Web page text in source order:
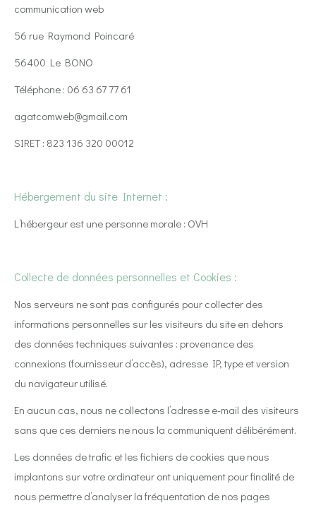
communication web
56 rue Raymond Poincaré
56400 Le BONO
Téléphone : 06 63 67 77 61
agatcomweb@gmail.com
SIRET : 823 136 320 00012
Hébergement du site Internet :
L’hébergeur est une personne morale : OVH
Collecte de données personnelles et Cookies :
Nos serveurs ne sont pas configurés pour collecter des
informations personnelles sur les visiteurs du site en dehors
des données techniques suivantes : provenance des
connexions (fournisseur d’accès), adresse IP, type et version
du navigateur utilisé.
En aucun cas, nous ne collectons l’adresse e-mail des visiteurs
sans que ces derniers ne nous la communiquent délibérément.
Les données de trafic et les fichiers de cookies que nous
implantons sur votre ordinateur ont uniquement pour finalité de
nous permettre d’analyser la fréquentation de nos pages